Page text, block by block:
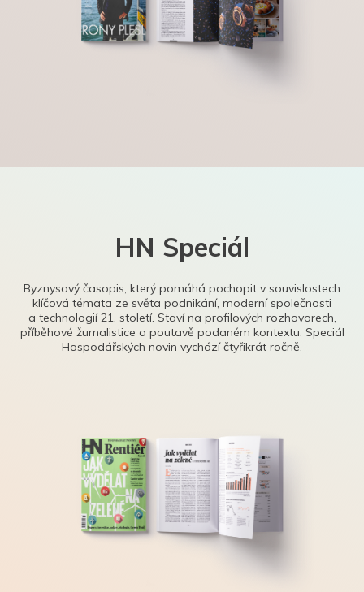
HN Speciál
Byznysový časopis, který pomáhá pochopit v souvislostech
klíčová témata ze světa podnikání, moderní společnosti
a technologií 21. století. Staví na profilových rozhovorech,
příběhové žurnalistice a poutavě podaném kontextu. Speciál
Hospodářských novin vychází čtyřikrát ročně.